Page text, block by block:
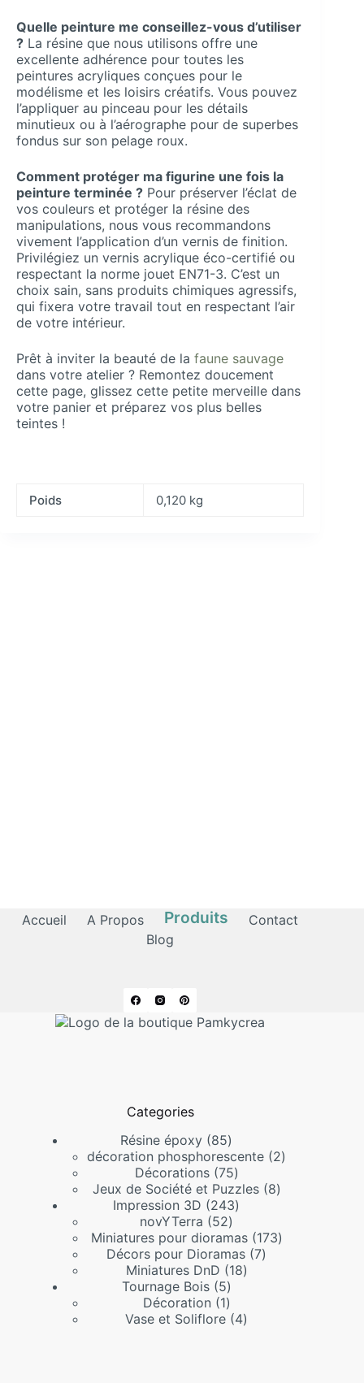
Quelle peinture me conseillez-vous d’utiliser
? La résine que nous utilisons offre une
excellente adhérence pour toutes les
peintures acryliques conçues pour le
modélisme et les loisirs créatifs. Vous pouvez
l’appliquer au pinceau pour les détails
minutieux ou à l’aérographe pour de superbes
fondus sur son pelage roux.
Comment protéger ma figurine une fois la
peinture terminée ? Pour préserver l’éclat de
vos couleurs et protéger la résine des
manipulations, nous vous recommandons
vivement l’application d’un vernis de finition.
Privilégiez un vernis acrylique éco-certifié ou
respectant la norme jouet EN71-3. C’est un
choix sain, sans produits chimiques agressifs,
qui fixera votre travail tout en respectant l’air
de votre intérieur.
Prêt à inviter la beauté de la faune sauvage
dans votre atelier ? Remontez doucement
cette page, glissez cette petite merveille dans
votre panier et préparez vos plus belles
teintes !
Poids 0,120 kg
Accueil A Propos Produits
Contact
Blog
Categories
Résine époxy 8585
produits
décoration phosphorescente 22
Décorations 7575
produits
Jeux de Société et Puzzles 88
Impression 3D 243243
novYTerra 5252
produits
Miniatures pour dioramas 173173
Décors pour Dioramas 77
Miniatures DnD 1818
Tournage Bois 55
produits
Décoration 11
produit
Vase et Soliflore 44